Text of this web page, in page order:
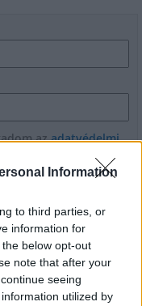
Information
to third parties, or
information for
below opt-out
note that after your
seeing
utilized by
azadatvédelmi